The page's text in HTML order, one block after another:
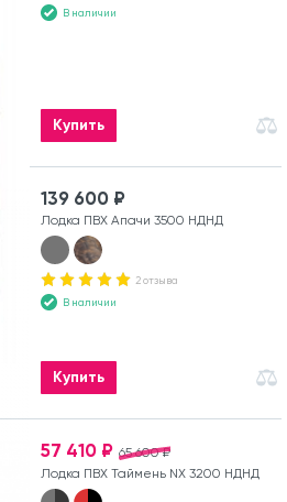
В наличии
Купить
139 600 ₽
Лодка ПВХ Апачи 3500 НДНД
2 отзыва
В наличии
Купить
65 600 ₽
57 410 ₽
Лодка ПВХ Таймень NX 3200 НДНД